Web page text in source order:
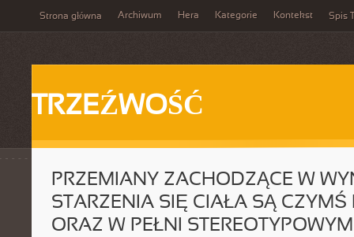
Strona główna Archiwum Hera Kategorie Kontekst Spis
TRZEŹWOŚĆ
PRZEMIANY ZACHODZĄCE W
STARZENIA SIĘ CIAŁA SĄ
ORAZ W PEŁNI STEREOTYPOWYM